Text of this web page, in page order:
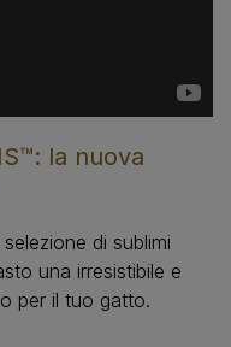
la nuova
di sublimi
una irresistibile e
per il tuo gatto.